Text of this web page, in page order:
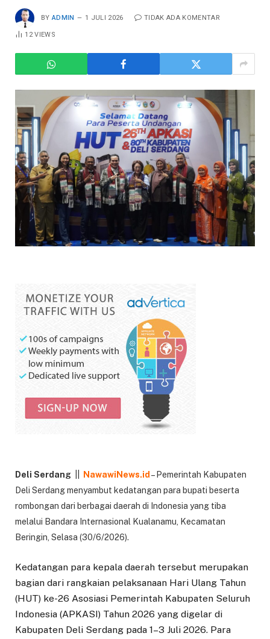
BY ADMIN 1 JULI 2026 TIDAK ADA KOMENTAR
12VIEWS
Deli Serdang NawawiNews.id – Pemerintah Kabupaten
Deli Serdang menyambut kedatangan para bupati beserta
rombongan dari berbagai daerah di Indonesia yang tiba
melalui Bandara Internasional Kualanamu, Kecamatan
Beringin, Selasa (30/6/2026).
Kedatangan para kepala daerah tersebut merupakan
bagian dari rangkaian pelaksanaan Hari Ulang Tahun
(HUT) ke-26 Asosiasi Pemerintah Kabupaten Seluruh
Indonesia (APKASI) Tahun 2026 yang digelar di
Kabupaten Deli Serdang pada 1–3 Juli 2026. Para